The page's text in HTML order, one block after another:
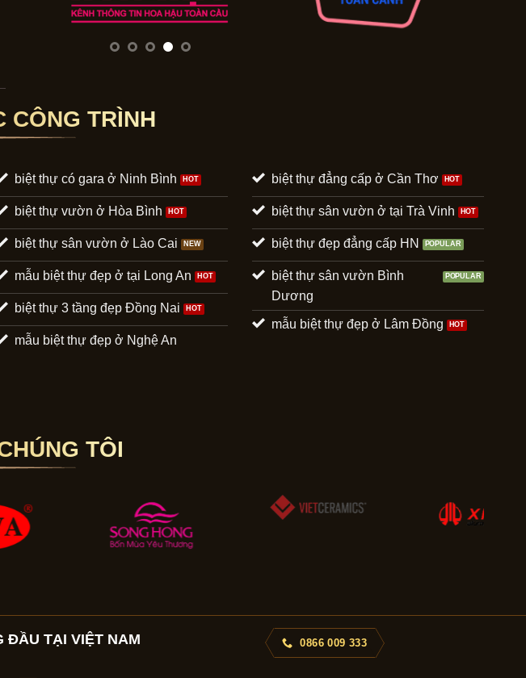
CÔNG TRÌNH
biệt thự có gara ở Ninh Bình
biệt thự vườn ở Hòa Bình
biệt thự sân vườn ở Lào Cai
mẫu biệt thự đẹp ở tại Long An
biệt thự 3 tầng đẹp Đồng Nai
mẫu biệt thự đẹp ở Nghệ An
biệt thự đẳng cấp ở Cần Thơ
biệt thự sân vườn ở tại Trà Vinh
biệt thự đẹp đẳng cấp HN
biệt thự sân vườn Bình
Dương
mẫu biệt thự đẹp ở Lâm Đồng
TÔI
ĐẦU TẠI VIỆT NAM 0866 009 333